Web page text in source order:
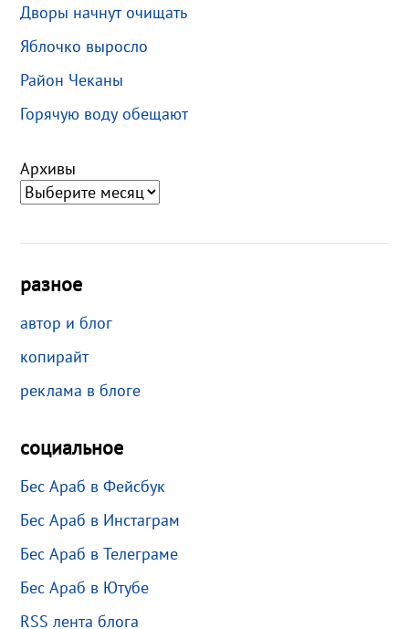
Дворы начнут очищать
Яблочко выросло
Район Чеканы
Горячую воду обещают
Архивы
разное
автор и блог
копирайт
реклама в блоге
социальное
Бес Араб в Фейсбук
Бес Араб в Инстаграм
Бес Араб в Телеграме
Бес Араб в Ютубе
RSS лента блога